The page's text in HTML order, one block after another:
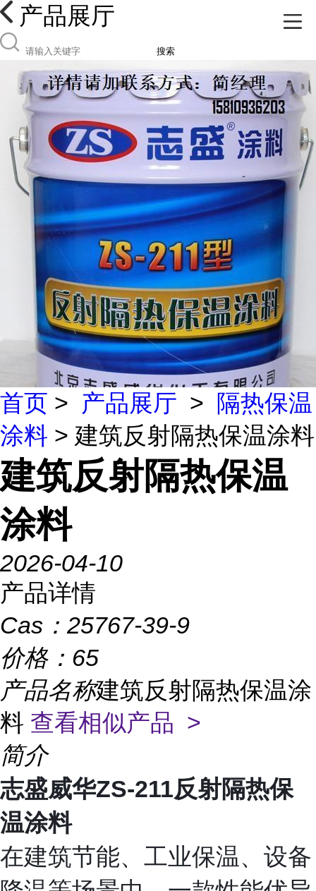
产品展厅
搜索
首页 > 产品展厅 >
隔热保温
涂料 > 建筑反射隔热保温涂料
建筑反射隔热保温
涂料
2026-04-10
产品详情
Cas： 25767-39-9
价格： 65
产品名称建筑反射隔热保温涂
料 查看相似产品 >
简介
志盛威华ZS-211反射隔热保
温涂料
在建筑节能、工业保温、设备